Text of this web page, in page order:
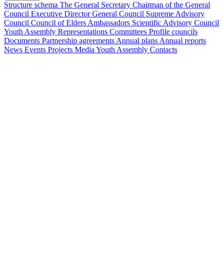
Structure schema The General Secretary Chairman of the General
Council Executive DirectorGeneral Council Supreme Advisory
Council Council of Elders Ambassadors Scientific Advisory Council
Youth Assembly Representations Committees Profile councils
Documents Partnership agreements Annual plans Annual reports
News Events Projects Media Youth Assembly Contacts